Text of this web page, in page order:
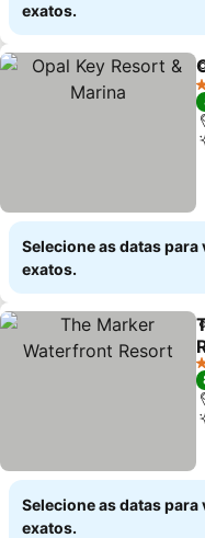
exatos.
Selecione as datas para
exatos.
Selecione as datas para
exatos.